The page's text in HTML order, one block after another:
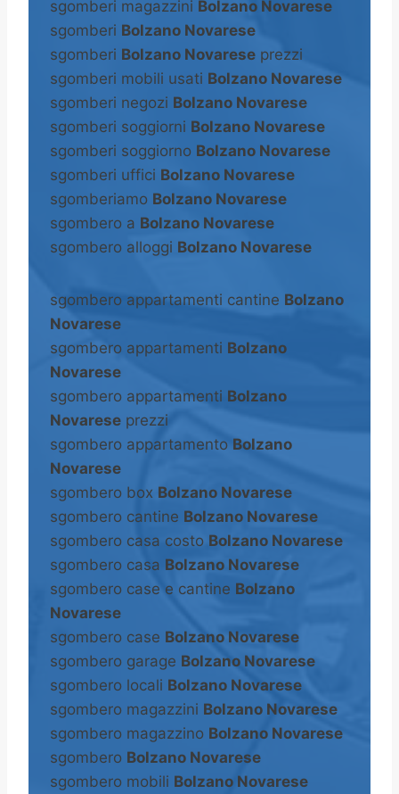
sgomberi magazzini Bolzano Novarese
sgomberi Bolzano Novarese
sgomberi Bolzano Novarese prezzi
sgomberi mobili usati Bolzano Novarese
sgomberi negozi Bolzano Novarese
sgomberi soggiorni Bolzano Novarese
sgomberi soggiorno Bolzano Novarese
sgomberi uffici Bolzano Novarese
sgomberiamo Bolzano Novarese
sgombero a Bolzano Novarese
sgombero alloggi Bolzano Novarese
sgombero appartamenti cantine Bolzano
Novarese
sgombero appartamenti Bolzano
Novarese
sgombero appartamenti Bolzano
Novarese prezzi
sgombero appartamento Bolzano
Novarese
sgombero box Bolzano Novarese
sgombero cantine Bolzano Novarese
sgombero casa costo Bolzano Novarese
sgombero casa Bolzano Novarese
sgombero case e cantine Bolzano
Novarese
sgombero case Bolzano Novarese
sgombero garage Bolzano Novarese
sgombero locali Bolzano Novarese
sgombero magazzini Bolzano Novarese
sgombero magazzino Bolzano Novarese
sgombero Bolzano Novarese
sgombero mobili Bolzano Novarese